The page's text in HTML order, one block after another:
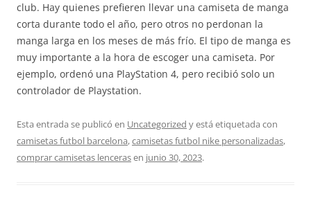
club. Hay quienes prefieren llevar una camiseta de manga
corta durante todo el año, pero otros no perdonan la
manga larga en los meses de más frío. El tipo de manga es
muy importante a la hora de escoger una camiseta. Por
ejemplo, ordenó una PlayStation 4, pero recibió solo un
controlador de Playstation.
Esta entrada se publicó en Uncategorized y está etiquetada con
camisetas futbol barcelona,camisetas futbol nike personalizadas,
comprar camisetas lencerasen junio 30, 2023.